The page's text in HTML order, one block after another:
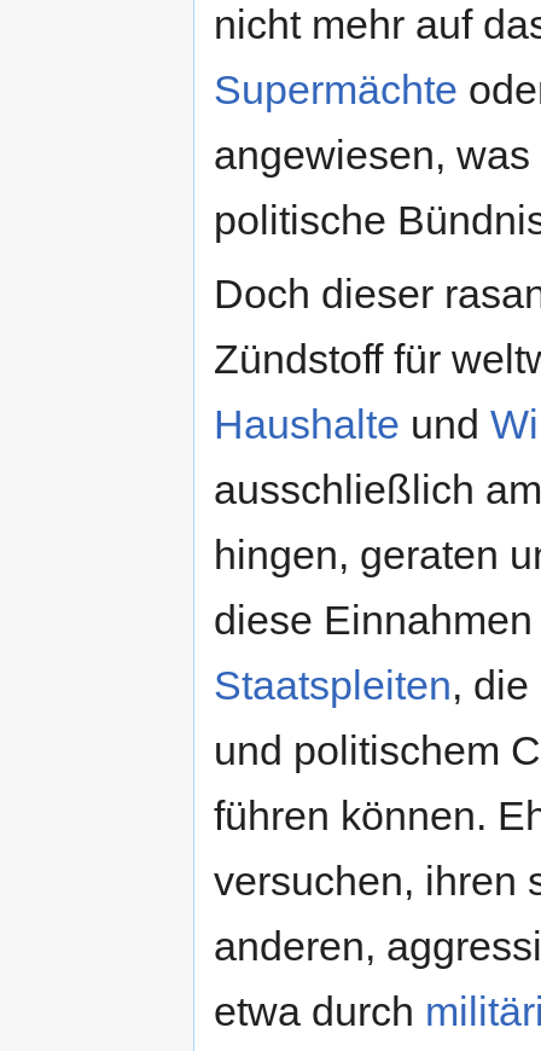
nicht mehr auf
Supermächte
angewiesen,
politische
Doch dieser
Zündstoff für
Haushalte und
ausschließlich
hingen, geraten
diese
Staatspleiten,
und politischem
führen können.
versuchen, ihren
anderen,
etwa durch